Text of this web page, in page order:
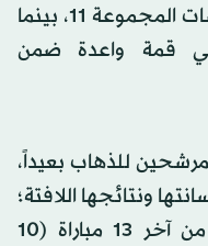
العالمي منذ 52 عاماً ضمن منافسات المجموعة 11، بينما
في قمة واعدة ضمن
للذهاب بعيداً،
ونتائجها اللافتة؛
حيث خسرت مرة واحدة فقط من آخر 13 مباراة (10